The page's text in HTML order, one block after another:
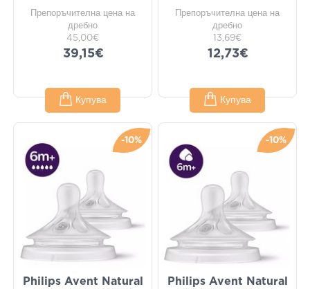
Препоръчителна цена на
дребно
45,00€
39,15€
Купува
Препоръчителна цена на
дребно
13,69€
12,73€
Купува
-10%
Philips Avent Natural
-10%
Philips Avent Natural